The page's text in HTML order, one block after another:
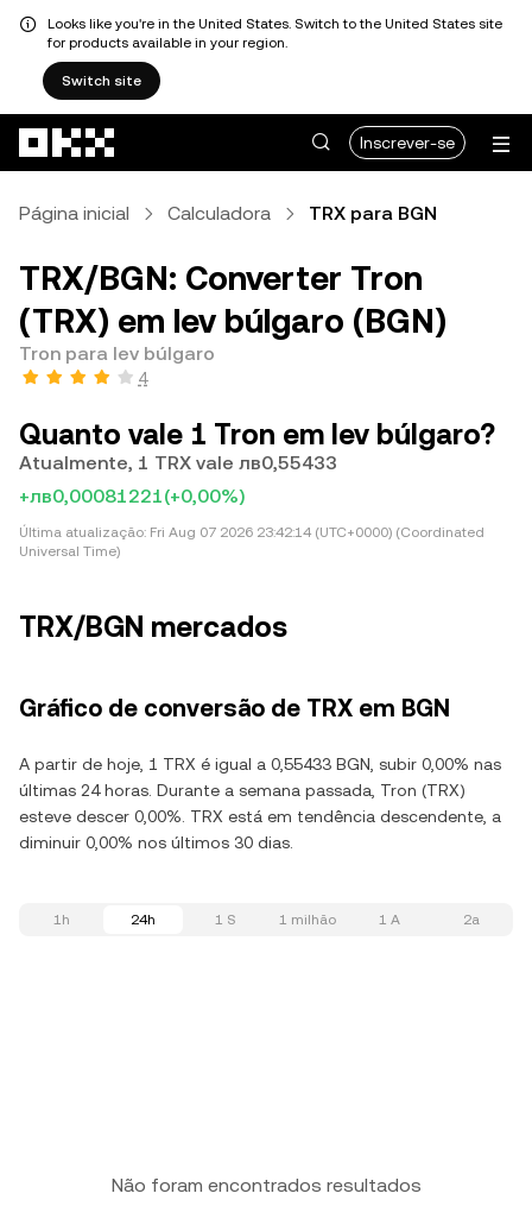
Looks like you're in the United States. Switch to the United States site
for products available in your region.
Switch site
Inscrever-se
Página inicial Calculadora TRX para BGN
TRX/BGN: Converter Tron
(TRX) em lev búlgaro (BGN)
Tron para lev búlgaro
4
Quanto vale 1 Tron em lev búlgaro?
Atualmente, 1 TRX vale лв0,55433
+лв0,00081221(+0,00%)
Última atualização: Fri Aug 07 2026 23:42:14 (UTC+0000) (Coordinated
Universal Time)
TRX/BGN mercados
Gráfico de conversão de TRX em BGN
A partir de hoje, 1 TRX é igual a 0,55433 BGN, subir 0,00% nas
últimas 24 horas. Durante a semana passada, Tron (TRX)
esteve descer 0,00%. TRX está em tendência descendente, a
diminuir 0,00% nos últimos 30 dias.
1h 24h 1 S 1 milhão 1 A 2a
Não foram encontrados resultados